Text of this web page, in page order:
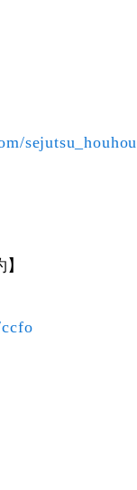
sejutsu_houhou